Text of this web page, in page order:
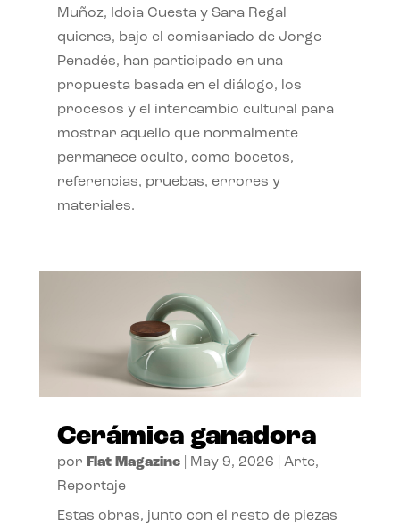
Muñoz, Idoia Cuesta y Sara Regal
quienes, bajo el comisariado de Jorge
Penadés, han participado en una
propuesta basada en el diálogo, los
procesos y el intercambio cultural para
mostrar aquello que normalmente
permanece oculto, como bocetos,
referencias, pruebas, errores y
materiales.
Cerámica ganadora
por Flat Magazine| May 9, 2026 Arte,
Reportaje
Estas obras, junto con el resto de piezas